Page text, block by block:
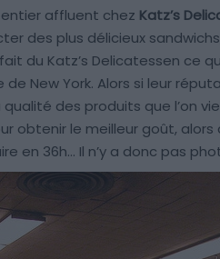
affluent chez Katz’s
des plus délicieux
du Katz’s Delicatessen ce
New York. Alors si leur
des produits que l’on
obtenir le meilleur goût, alors
en 36h… Il n’y a donc pas